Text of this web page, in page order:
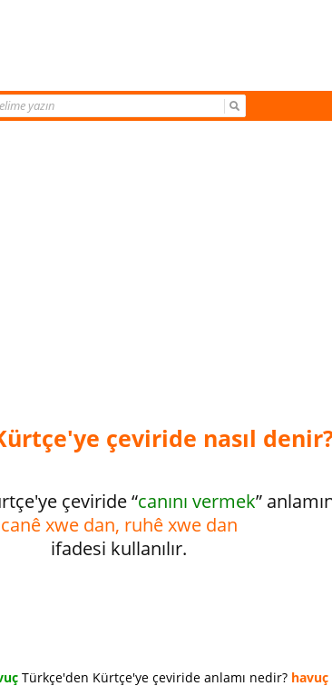
çeviride nasıl
çeviride “canını vermek”
canê xwe dan, ruhê xwe dan
ifadesi kullanılır.
Türkçe'den Kürtçe'ye çeviride anlamı nedir? havuç